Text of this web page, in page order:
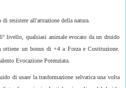
resistere all'attrazione della natura.
livello, qualsiasi animale evocato da un druido
ottiene un bonus di +4 a Forza e Costituzione.
Evocazione Potenziata.
di usare la trasformazione selvatica una volta